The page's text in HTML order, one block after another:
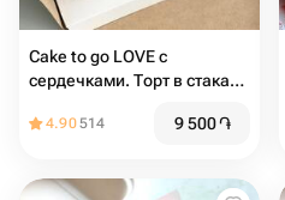
Cake to go LOVE с
сердечками. Торт в стакане
4.90514 9 500֏